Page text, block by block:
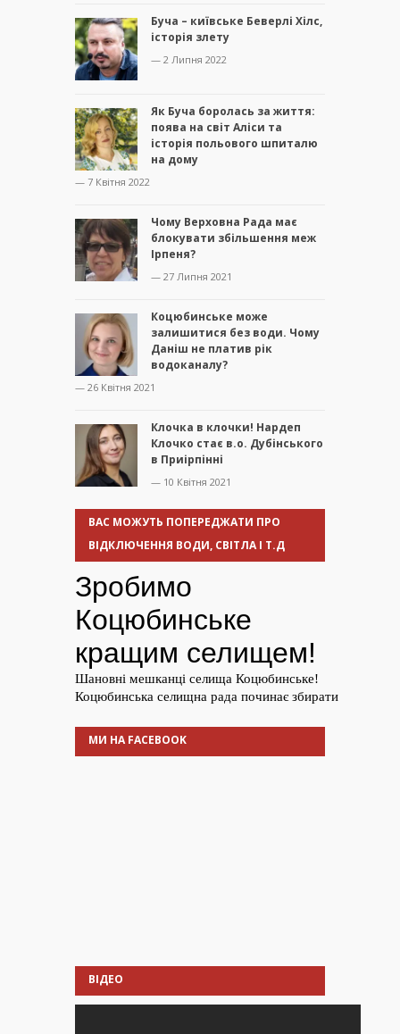
Буча – київське Беверлі Хілс,
історія злету
— 2 Липня 2022
Як Буча боролась за життя:
поява на світ Аліси та
історія польового шпиталю
на дому
— 7 Квітня 2022
Чому Верховна Рада має
блокувати збільшення меж
Ірпеня?
— 27 Липня 2021
Коцюбинське може
залишитися без води. Чому
Даніш не платив рік
водоканалу?
— 26 Квітня 2021
Клочка в клочки! Нардеп
Клочко стає в.о. Дубінського
в Приірпінні
— 10 Квітня 2021
ВАС МОЖУТЬ ПОПЕРЕДЖАТИ ПРО
ВІДКЛЮЧЕННЯ ВОДИ, СВІТЛА І Т.Д
МИ НА FACEBOOK
ВІДЕО